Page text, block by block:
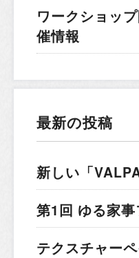
ワークショッ
催情報
最新の投稿
新しい「
第1回 ゆる家事
テクスチャー